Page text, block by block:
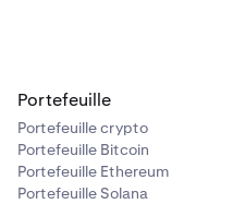
Portefeuille
Portefeuille crypto
Portefeuille Bitcoin
Portefeuille Ethereum
Portefeuille Solana